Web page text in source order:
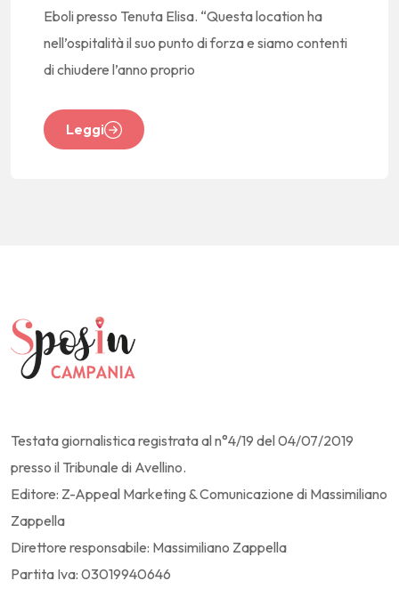
Eboli presso Tenuta Elisa. “Questa location ha
nell’ospitalità il suo punto di forza e siamo contenti
di chiudere l’anno proprio
Leggi
Testata giornalistica registrata al n°4/19 del 04/07/2019
presso il Tribunale di Avellino.
Editore: Z-Appeal Marketing & Comunicazione di Massimiliano
Zappella
Direttore responsabile: Massimiliano Zappella
Partita Iva: 03019940646